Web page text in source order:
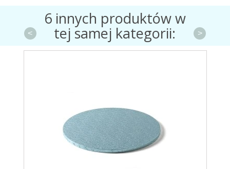
6 innych produktów w
tej samej kategorii:
< >